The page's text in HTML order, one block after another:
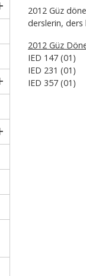
2012 Güz
derslerin, ders
2012 Güz
IED 147 (01)
IED 231 (01)
IED 357 (01)